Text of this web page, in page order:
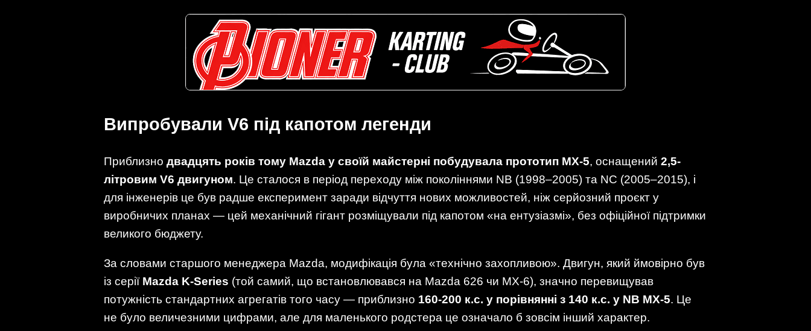
Випробували V6 під капотом легенди
Приблизно двадцять років тому Mazda у своїй майстерні побудувала прототип MX-5, оснащений 2,5-
літровим V6 двигуном. Це сталося в період переходу між поколіннями NB (1998–2005) та NC (2005–2015), і
для інженерів це був радше експеримент заради відчуття нових можливостей, ніж серйозний проєкт у
виробничих планах — цей механічний гігант розміщували під капотом «на ентузіазмі», без офіційної підтримки
великого бюджету.
За словами старшого менеджера Mazda, модифікація була «технічно захопливою». Двигун, який ймовірно був
із серії Mazda K-Series (той самий, що встановлювався на Mazda 626 чи MX-6), значно перевищував
потужність стандартних агрегатів того часу — приблизно 160-200 к.с. у порівнянні з 140 к.с. у NB MX-5. Це
не було величезними цифрами, але для маленького родстера це означало б зовсім інший характер.